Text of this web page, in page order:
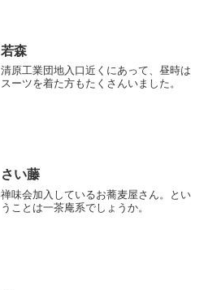
若森
清原工業団地入口近くにあって、昼時は
スーツを着た方もたくさんいました。
さい藤
禅味会加入しているお蕎麦屋さん。とい
うことは一茶庵系でしょうか。